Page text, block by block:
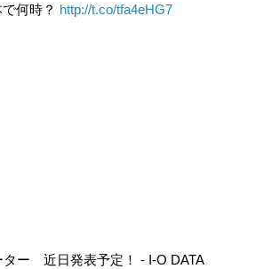
何時？ http://t.co/tfa4eHG7
ター 近日発表予定！ - I-O DATA